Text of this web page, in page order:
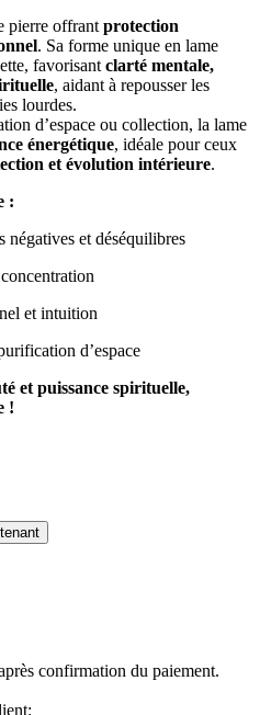
pierre offrant protection
. Sa forme unique en lame
favorisant clarté mentale,
, aidant à repousser les
lourdes.
d’espace ou collection, la lame
énergétique, idéale pour ceux
et évolution intérieure.
:
négatives et déséquilibres
et intuition
d’espace
et puissance spirituelle,
!
confirmation du paiement.